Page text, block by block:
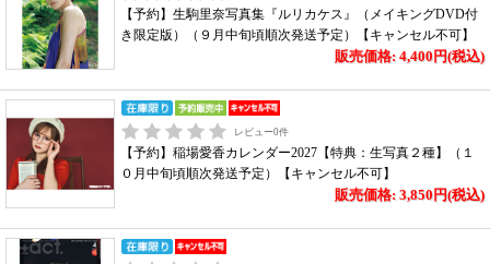
【予約】生駒里奈写真集『ルリカケス』（メイキングDVD付
き限定版）（９月中旬頃順次発送予定）【キャンセル不可】
販売価格: 4,400円(税込)
レビュー0件
【予約】稲場愛香カレンダー2027【特典：生写真２種】（１
０月中旬頃順次発送予定）【キャンセル不可】
販売価格: 3,850円(税込)